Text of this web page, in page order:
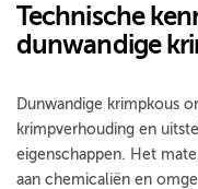
Technische
dunwandige
Dunwandige krimpkous
krimpverhouding en
eigenschappen. Het
aan chemicaliën en